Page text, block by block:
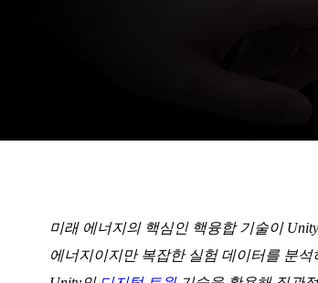
미래 에너지의 핵심인 핵융합 기술이
에너지이지만 복잡한 실험 데이터를 분